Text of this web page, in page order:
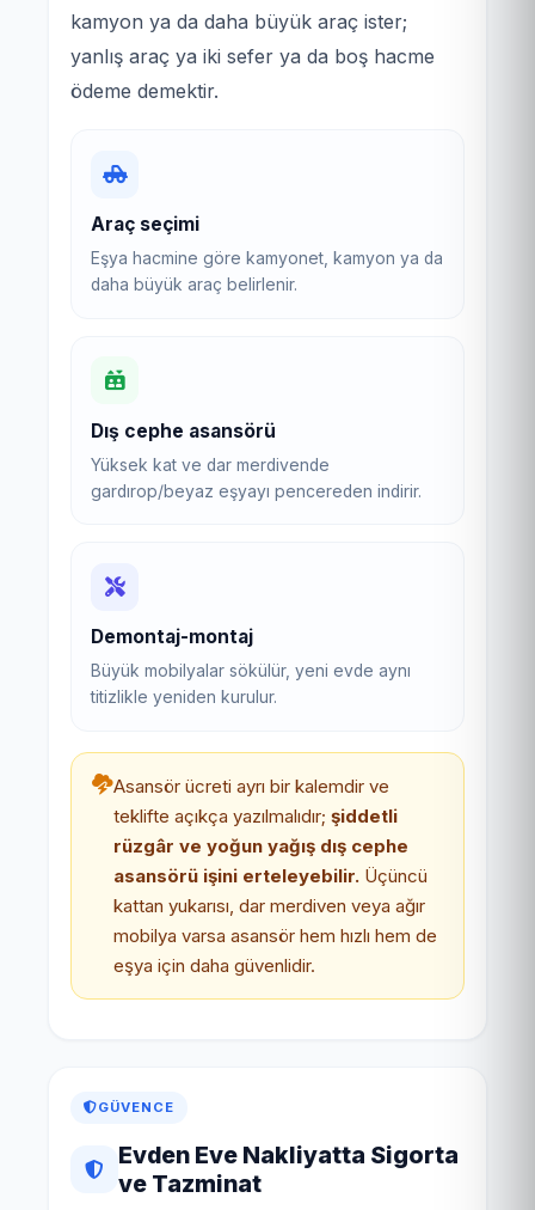
kamyon ya da daha büyük araç ister;
yanlış araç ya iki sefer ya da boş hacme
ödeme demektir.
Araç seçimi
Eşya hacmine göre kamyonet, kamyon ya da
daha büyük araç belirlenir.
Dış cephe asansörü
Yüksek kat ve dar merdivende
gardırop/beyaz eşyayı pencereden indirir.
Demontaj-montaj
Büyük mobilyalar sökülür, yeni evde aynı
titizlikle yeniden kurulur.
Asansör ücreti ayrı bir kalemdir ve
teklifte açıkça yazılmalıdır;şiddetli
rüzgâr ve yoğun yağış dış cephe
asansörü işini erteleyebilir. Üçüncü
kattan yukarısı, dar merdiven veya ağır
mobilya varsa asansör hem hızlı hem de
eşya için daha güvenlidir.
GÜVENCE
Evden Eve Nakliyatta Sigorta
ve Tazminat